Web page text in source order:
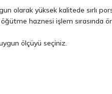
olarak yüksek kalitede sırlı
haznesi işlem sırasında
ölçüyü seçiniz.